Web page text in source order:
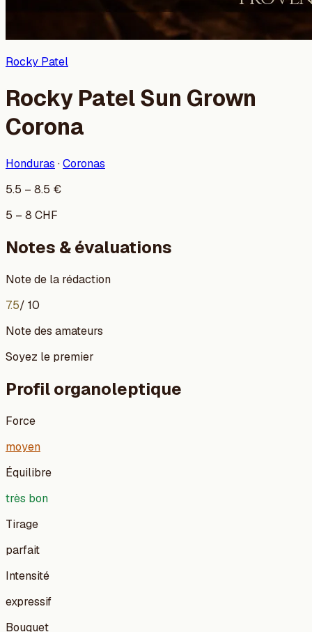
Rocky Patel
Rocky Patel Sun Grown
Corona
Honduras ·Coronas
5.5 – 8.5 €
5 – 8 CHF
Notes & évaluations
Note de la rédaction
7.5/ 10
Note des amateurs
Soyez le premier
Profil organoleptique
Force
moyen
Équilibre
très bon
Tirage
parfait
Intensité
expressif
Bouquet